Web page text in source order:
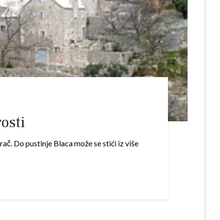
Do pustinje Blaca može se stići iz više